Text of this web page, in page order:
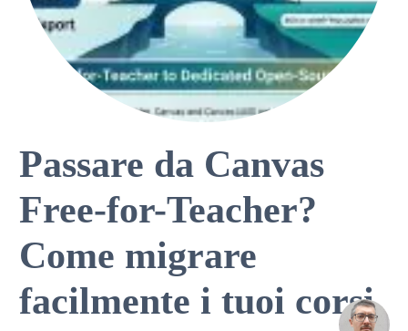
Passare da Canvas
Free-for-Teacher?
Come migrare
facilmente i tuoi corsi